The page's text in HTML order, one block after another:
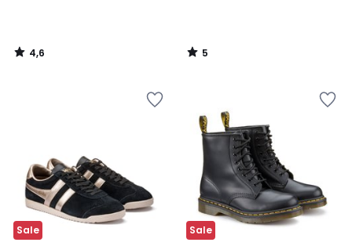
4,6
/
5
/
Sale Sale